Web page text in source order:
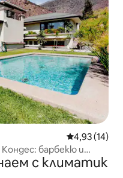
Средна
4,93 (14)
барбекю и
с климатик